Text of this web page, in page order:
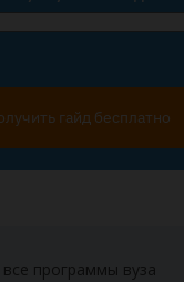
гайд бесплатно
программы вуза